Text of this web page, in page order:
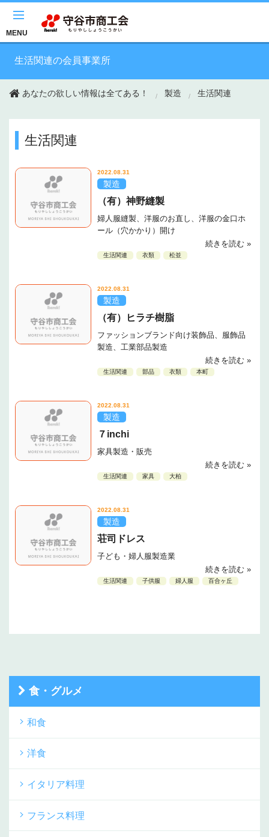
MENU
生活関連の会員事業所
あなたの欲しい情報は全てある！ 製造 生活関連
生活関連
2022.08.31
製造
（有）神野縫製
婦人服縫製、洋服のお直し、洋服の金口ホ
ール（穴かかり）開け
続きを読む »
生活関連 衣類 松並
2022.08.31
製造
（有）ヒラチ樹脂
ファッションブランド向け装飾品、服飾品
製造、工業部品製造
続きを読む »
生活関連 部品 衣類 本町
2022.08.31
製造
７inchi
家具製造・販売
続きを読む »
生活関連 家具 大柏
2022.08.31
製造
荘司ドレス
子ども・婦人服製造業
続きを読む »
生活関連 子供服 婦人服 百合ヶ丘
食・グルメ
和食
洋食
イタリア料理
フランス料理